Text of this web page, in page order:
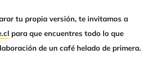
tu propia versión, te invitamos a
para que encuentres todo lo que
de un café helado de primera.